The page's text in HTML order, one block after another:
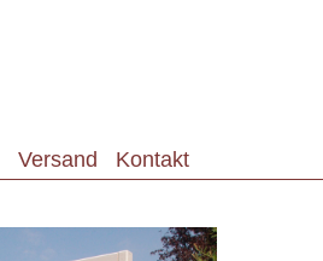
Versand Kontakt